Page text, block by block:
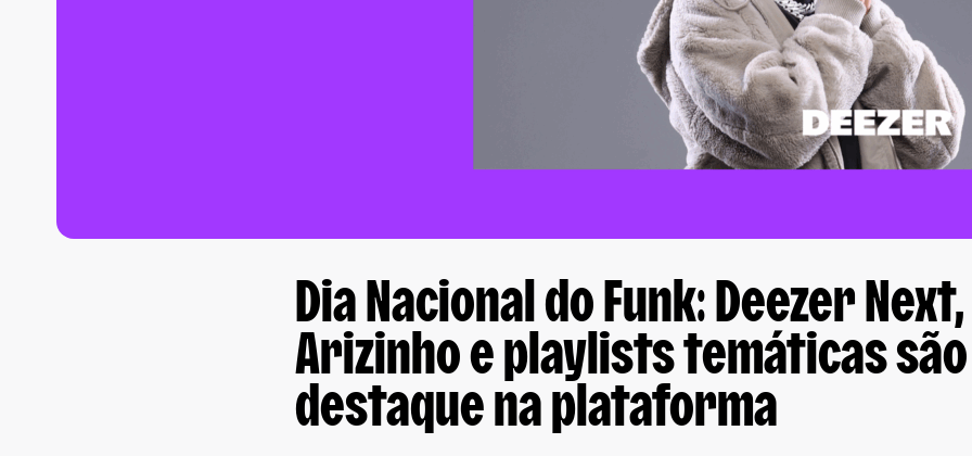
Dia Nacional do Funk: Deezer Next,
Arizinho e playlists temáticas são
destaque na plataforma